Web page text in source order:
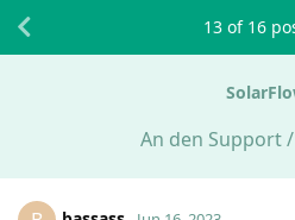
An den Support
13 of 16